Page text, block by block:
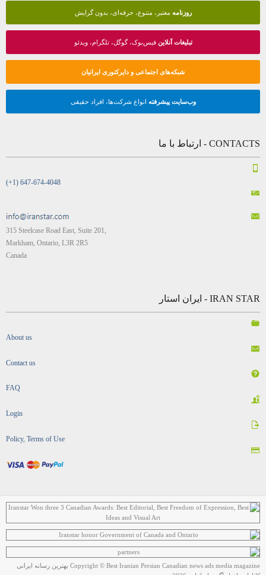
روزنامه معتبر، متنوع، حرفه‌ای، بدون گرایش
تبلیغات آنلاینفیس‌بوک، گوگل، تلگرام، ویدئو
شبکه‌های اجتماعی و دایرکتوری ایرانیان
وب‌سایت پیشرفته انواع شرکت‌ها، افراد حقیقی
CONTACTS - ارتباط با ما
(+1) 647-674-4048
315 Steelcase Road East, Suite 201,
Markham, Ontario, L3R 2R5
Canada
IRAN STAR - ایران استار
About us
Contact us
FAQ
Login
Policy, Terms of Use
Copyright © Best Iranian Persian Canadian news ads media magazine بهترین رسانه ایرانی